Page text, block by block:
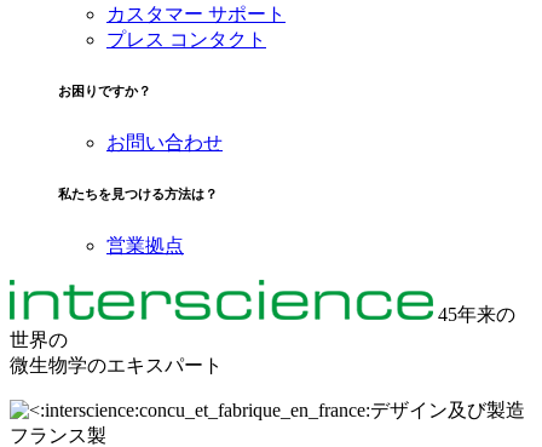
カスタマー サポート
プレス コンタクト
お困りですか？
お問い合わせ
私たちを見つける方法は？
営業拠点
45年来の
世界の
微生物学のエキスパート
デザイン及び製造
フランス製